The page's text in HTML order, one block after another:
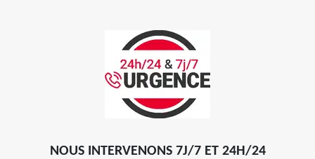
NOUS INTERVENONS 7J/7 ET 24H/24